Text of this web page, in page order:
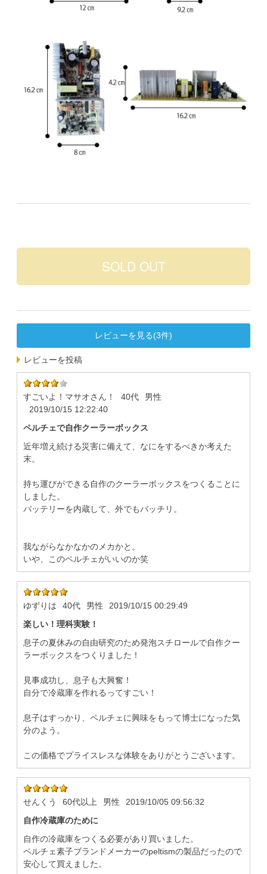
レビューを見る(3件)
レビューを投稿
すごいよ！マサオさん！ 40代
男性
2019/10/15 12:22:40
ペルチェで自作クーラーボックス
近年増え続ける災害に備えて、なにをするべきか考えた
末。
持ち運びができる自作のクーラーボックスをつくることに
しました。
バッテリーを内蔵して、外でもバッチリ。
我ながらなかなかのメカかと。
いや、このペルチェがいいのか笑
ゆずりは 40代 男性
2019/10/15 00:29:49
楽しい！理科実験！
息子の夏休みの自由研究のため発泡スチロールで自作クー
ラーボックスをつくりました！
見事成功し、息子も大興奮！
自分で冷蔵庫を作れるってすごい！
息子はすっかり、ペルチェに興味をもって博士になった気
分のよう。
この価格でプライスレスな体験をありがとうございます。
せんくう 60代以上 男性
2019/10/05 09:56:32
自作冷蔵庫のために
自作の冷蔵庫をつくる必要があり買いました。
ペルチェ素子ブランドメーカーのpeltismの製品だったので
安心して買えました。